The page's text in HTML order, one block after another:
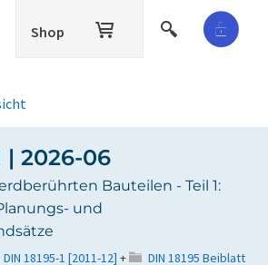
Shop
| 2026-06
Bauteilen - Teil 1:
und
DIN 18195-1 [2011-12] +
DIN 18195 Beiblatt